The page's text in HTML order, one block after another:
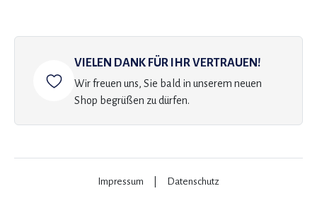
VIELEN DANK FÜR IHR VERTRAUEN!
Wir freuen uns, Sie bald in unserem neuen
Shop begrüßen zu dürfen.
Impressum Datenschutz